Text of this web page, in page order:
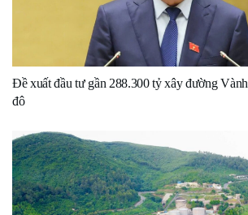
Đề xuất đầu tư gần 288.300 tỷ xây đường
đô